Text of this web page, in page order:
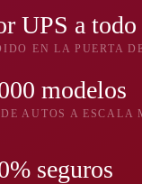
UPS a
EN LA PUERTA
modelos
AUTOS A ESCALA
seguros